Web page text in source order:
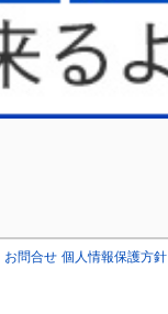
お問合せ 個人情報保護方針